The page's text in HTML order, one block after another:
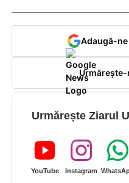
Adaugă-
Urmărește-
Urmărește Ziarul
YouTube Instagram